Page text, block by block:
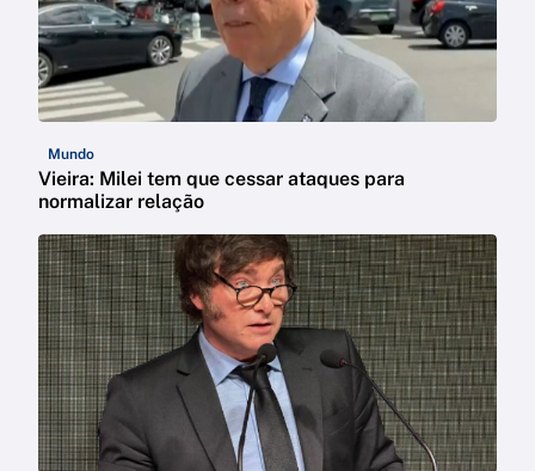
Mundo
Vieira: Milei tem que cessar ataques para
normalizar relação